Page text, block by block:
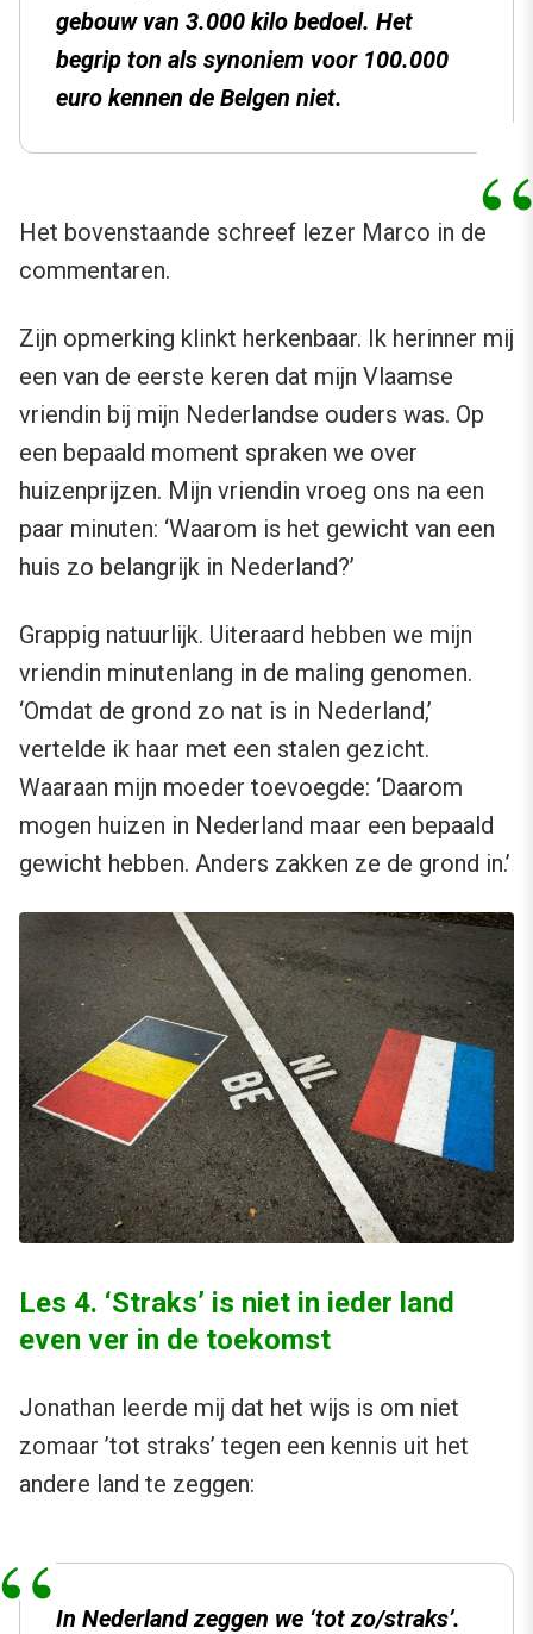
gebouw van 3.000 kilo bedoel. Het
begrip ton als synoniem voor 100.000
euro kennen de Belgen niet.
Het bovenstaande schreef lezer Marco in de
commentaren.
Zijn opmerking klinkt herkenbaar. Ik herinner mij
een van de eerste keren dat mijn Vlaamse
vriendin bij mijn Nederlandse ouders was. Op
een bepaald moment spraken we over
huizenprijzen. Mijn vriendin vroeg ons na een
paar minuten: ‘Waarom is het gewicht van een
huis zo belangrijk in Nederland?’
Grappig natuurlijk. Uiteraard hebben we mijn
vriendin minutenlang in de maling genomen.
‘Omdat de grond zo nat is in Nederland,’
vertelde ik haar met een stalen gezicht.
Waaraan mijn moeder toevoegde: ‘Daarom
mogen huizen in Nederland maar een bepaald
gewicht hebben. Anders zakken ze de grond in.’
Les 4. ‘Straks’ is niet in ieder land
even ver in de toekomst
Jonathan leerde mij dat het wijs is om niet
zomaar ’tot straks’ tegen een kennis uit het
andere land te zeggen:
In Nederland zeggen we ‘tot zo/straks’.